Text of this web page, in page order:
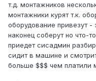
т.д. монтажников
монтажники курят т.к.
оборудование привезут -
наконец соберут но что-
приедет сисадмин
сидит в машине и
больше $$$ чем платили